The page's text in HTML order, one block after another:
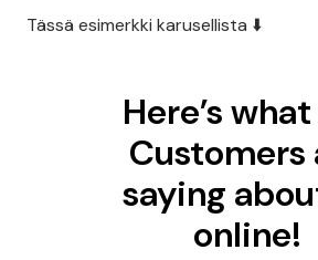
Tässä esimerkki karusellista ⬇️
Here’s
Customers
saying
online!